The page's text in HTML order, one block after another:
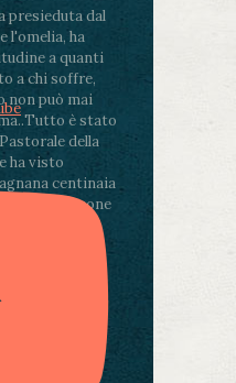
presieduta dal
l'omelia, ha
a quanti
a chi soffre,
non può mai
.Tutto è stato
della
ha visto
centinaia
e persone